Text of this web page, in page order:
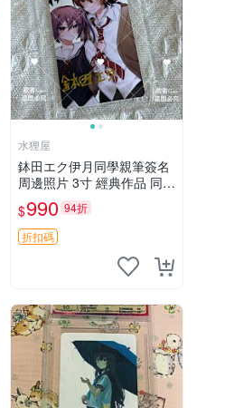
水狸屋
鉢田エク伊月同學親筆簽名
周邊照片 3寸 經典作品 同人
照
$990 94折
折扣碼